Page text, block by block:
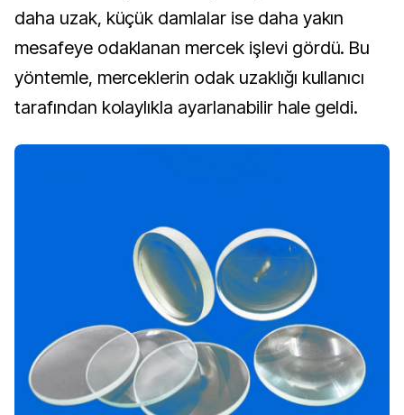
daha uzak, küçük damlalar ise daha yakın
mesafeye odaklanan mercek işlevi gördü. Bu
yöntemle, merceklerin odak uzaklığı kullanıcı
tarafından kolaylıkla ayarlanabilir hale geldi.